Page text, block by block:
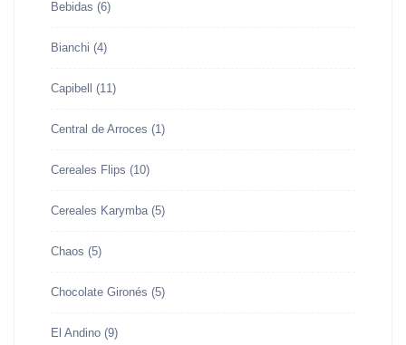
Bebidas (6)
Bianchi (4)
Capibell (11)
Central de Arroces (1)
Cereales Flips (10)
Cereales Karymba (5)
Chaos (5)
Chocolate Gironés (5)
El Andino (9)